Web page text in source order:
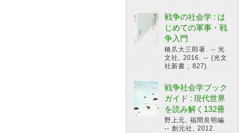
戦争の社会学 : は
じめての軍事・戦
争入門
橋爪大三郎著. -- 光
文社, 2016. -- (光文
社新書 ; 827).
戦争社会学ブック
ガイド : 現代世界
を読み解く132冊
野上元, 福間良明編.
-- 創元社, 2012.